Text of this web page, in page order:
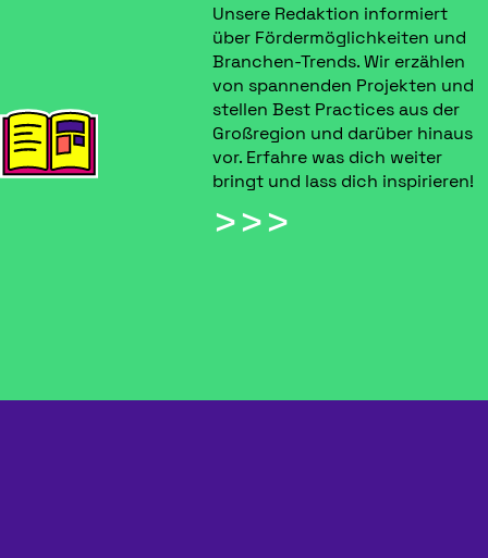
Unsere Redaktion informiert
über Fördermöglichkeiten und
Branchen-Trends. Wir erzählen
von spannenden Projekten und
stellen Best Practices aus der
Großregion und darüber hinaus
vor. Erfahre was dich weiter
bringt und lass dich inspirieren!
>>>